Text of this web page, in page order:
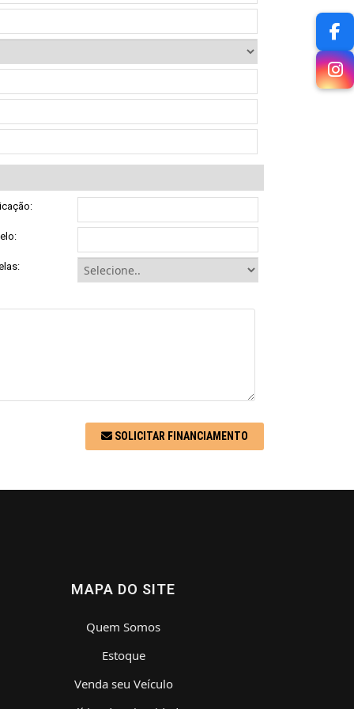
SOLICITAR FINANCIAMENTO
MAPA DO SITE
Quem Somos
Estoque
Venda seu Veículo